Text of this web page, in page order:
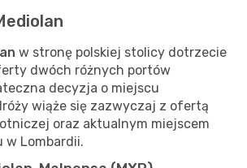
w stronę polskiej stolicy dotrzecie
dwóch różnych portów
decyzja o miejscu
wiąże się zazwyczaj z ofertą
oraz aktualnym miejscem
w Lombardii.